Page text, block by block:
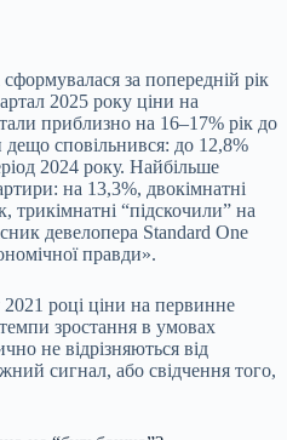
за попередній рік
2025 року ціни на
приблизно на 16–17% рік до
дещо сповільнився: до 12,8%
2024 року. Найбільше
на 13,3%, двокімнатні
трикімнатні “підскочили” на
девелопера Standard One
правди».
році ціни на первинне
зростання в умовах
не відрізняються від
сигнал, або свідчення того,